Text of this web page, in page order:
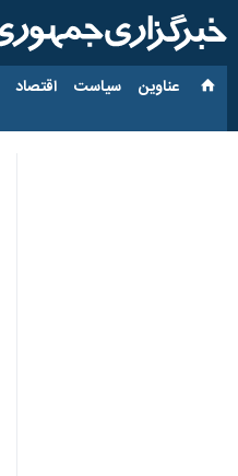
عناوین‌ سیاست اقتصاد